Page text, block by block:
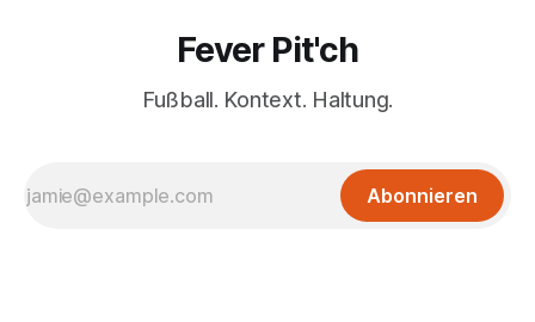
Fever Pit'ch
Fußball. Kontext. Haltung.
Abonnieren